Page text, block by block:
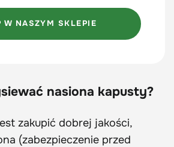
W NASZYM SKLEPIE
nasiona kapusty?
zakupić dobrej jakości,
(zabezpieczenie przed